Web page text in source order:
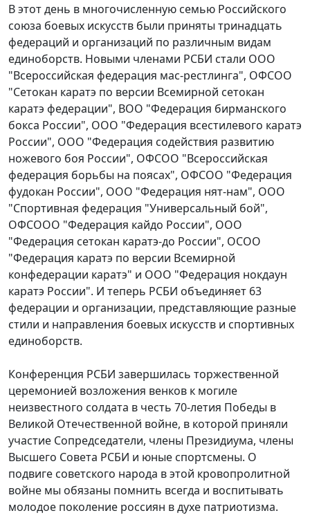
В этот день в многочисленную семью Российского
союза боевых искусств были приняты тринадцать
федераций и организаций по различным видам
единоборств. Новыми членами РСБИ стали ООО
"Всероссийская федерация мас-рестлинга", ОФСОО
"Сетокан каратэ по версии Всемирной сетокан
каратэ федерации", ВОО "Федерация бирманского
бокса России", ООО "Федерация всестилевого каратэ
России", ООО "Федерация содействия развитию
ножевого боя России", ОФСОО "Всероссийская
федерация борьбы на поясах", ОФСОО "Федерация
фудокан России", ООО "Федерация нят-нам", ООО
"Спортивная федерация "Универсальный бой",
ОФСООО "Федерация кайдо России", ООО
"Федерация сетокан каратэ-до России", ОСОО
"Федерация каратэ по версии Всемирной
конфедерации каратэ" и ООО "Федерация нокдаун
каратэ России". И теперь РСБИ объединяет 63
федерации и организации, представляющие разные
стили и направления боевых искусств и спортивных
единоборств.
Конференция РСБИ завершилась торжественной
церемонией возложения венков к могиле
неизвестного солдата в честь 70-летия Победы в
Великой Отечественной войне, в которой приняли
участие Сопредседатели, члены Президиума, члены
Высшего Совета РСБИ и юные спортсмены. О
подвиге советского народа в этой кровопролитной
войне мы обязаны помнить всегда и воспитывать
молодое поколение россиян в духе патриотизма.